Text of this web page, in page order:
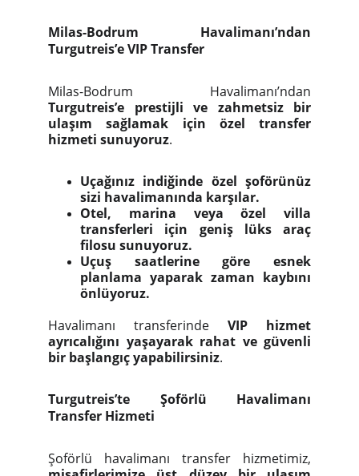
Milas-Bodrum Havalimanı’ndan
Turgutreis’e VIP Transfer
Milas-Bodrum Havalimanı’ndan
Turgutreis’e prestijli ve zahmetsiz bir
ulaşım sağlamak için özel transfer
hizmeti sunuyoruz.
Uçağınız indiğinde özel şoförünüz
sizi havalimanında karşılar.
Otel, marina veya özel villa
transferleri için geniş lüks araç
filosu sunuyoruz.
Uçuş saatlerine göre esnek
planlama yaparak zaman kaybını
önlüyoruz.
Havalimanı transferinde VIP hizmet
ayrıcalığını yaşayarak rahat ve güvenli
bir başlangıç yapabilirsiniz.
Turgutreis’te Şoförlü Havalimanı
Transfer Hizmeti
Şoförlü havalimanı transfer hizmetimiz,